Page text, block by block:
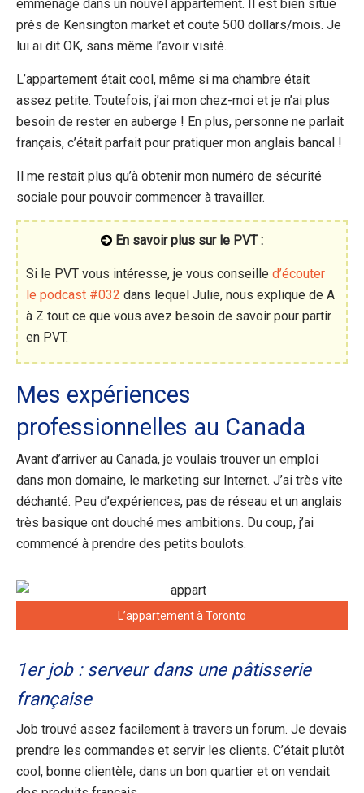
emménage dans un nouvel appartement. Il est bien situé
près de Kensington market et coute 500 dollars/mois. Je
lui ai dit OK, sans même l’avoir visité.
L’appartement était cool, même si ma chambre était
assez petite. Toutefois, j’ai mon chez-moi et je n’ai plus
besoin de rester en auberge ! En plus, personne ne parlait
français, c’était parfait pour pratiquer mon anglais bancal !
Il me restait plus qu’à obtenir mon numéro de sécurité
sociale pour pouvoir commencer à travailler.
En savoir plus sur le PVT :
Si le PVT vous intéresse, je vous conseille d’écouter
le podcast #032 dans lequel Julie, nous explique de A
à Z tout ce que vous avez besoin de savoir pour partir
en PVT.
Mes expériences
professionnelles au Canada
Avant d’arriver au Canada, je voulais trouver un emploi
dans mon domaine, le marketing sur Internet. J’ai très vite
déchanté. Peu d’expériences, pas de réseau et un anglais
très basique ont douché mes ambitions. Du coup, j’ai
commencé à prendre des petits boulots.
L’appartement à Toronto
1er job : serveur dans une pâtisserie
française
Job trouvé assez facilement à travers un forum. Je devais
prendre les commandes et servir les clients. C’était plutôt
cool, bonne clientèle, dans un bon quartier et on vendait